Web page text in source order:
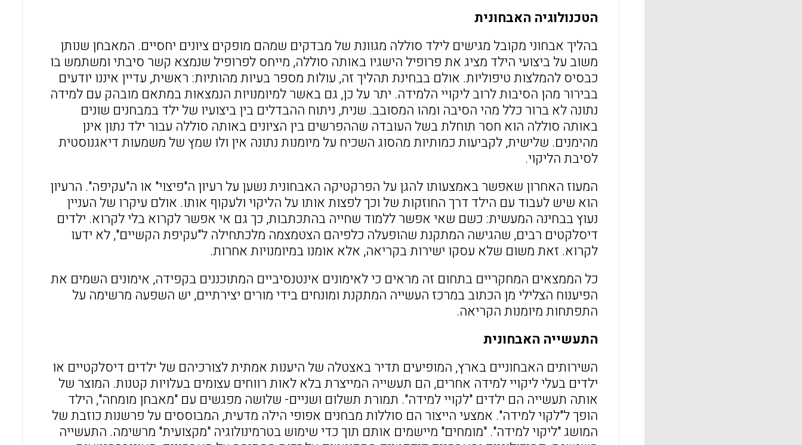
הטכנולוגיה האבחונית
בהליך אבחוני מקובל מגישים לילד סוללה מגוונת של מבדקים שמהם מופקים ציונים יחסיים. המאבחן שנותן
משוב על ביצועי הילד מציג את פרופיל הישגיו באותה סוללה, מייחס לפרופיל שנמצא קשר סיבתי ומשתמש בו
כבסיס להמלצות טיפוליות. אולם בבחינת תהליך זה, עולות מספר בעיות מהותיות: ראשית, עדיין איננו יודעים
בבירור מהן הסיבות לרוב ליקויי הלמידה. יתר על כן, גם באשר למיומנויות הנמצאות במתאם מובהק עם למידה
נתונה לא ברור כלל מהי הסיבה ומהו המסובב. שנית, ניתוח ההבדלים בין ביצועיו של ילד במבחנים שונים
באותה סוללה הוא חסר תוחלת בשל העובדה שההפרשים בין הציונים באותה סוללה עבור ילד נתון אינן
מהימנים. שלישית, לקביעות כמותיות מהסוג השכיח על מיומנות נתונה אין ולו שמץ של משמעות דיאגנוסטית
לסיבת הליקוי.
המעוז האחרון שאפשר באמצעותו להגן על הפרקטיקה האבחונית נשען על רעיון ה"פיצוי" או ה"עקיפה". הרעיון
הוא שיש לעבוד עם הילד דרך החוזקות של וכך לפצות אותו על הליקוי ולעקוף אותו. אולם עיקרו של העניין
נעוץ בבחינה המעשית: כשם שאי אפשר ללמוד שחייה בהתכתבות, כך גם אי אפשר לקרוא בלי לקרוא. ילדים
דיסלקטים רבים, שהגישה המתקנת שהופעלה כלפיהם הצטמצמה מלכתחילה ל"עקיפת הקשיים", לא ידעו
לקרוא. זאת משום שלא עסקו ישירות בקריאה, אלא אומנו במיומנויות אחרות.
כל הממצאים המחקריים בתחום זה מראים כי לאימונים אינטנסיביים המתוכננים בקפידה, אימונים השמים את
הפיענוח הצלילי מן הכתוב במרכז העשייה המתקנת ומונחים בידי מורים יצירתיים, יש השפעה מרשימה על
התפתחות מיומנות הקריאה.
התעשייה האבחונית
השירותים האבחוניים בארץ, המופיעים תדיר באצטלה של היענות אמתית לצורכיהם של ילדים דיסלקטיים או
ילדים בעלי ליקויי למידה אחרים, הם תעשייה המייצרת בלא לאות רווחים עצומים בעלויות קטנות. המוצר של
אותה תעשייה הם ילדים "לקויי למידה". תמורת תשלום ושניים- שלושה מפגשים עם "מאבחן מומחה", הילד
הופך ל"לקוי למידה". אמצעי הייצור הם סוללות מבחנים אפופי הילה מדעית, המבוססים על פרשנות כוזבת של
המושג "ליקוי למידה". "מומחים" מיישמים אותם תוך כדי שימוש בטרמינולוגיה "מקצועית" מרשימה. התעשייה